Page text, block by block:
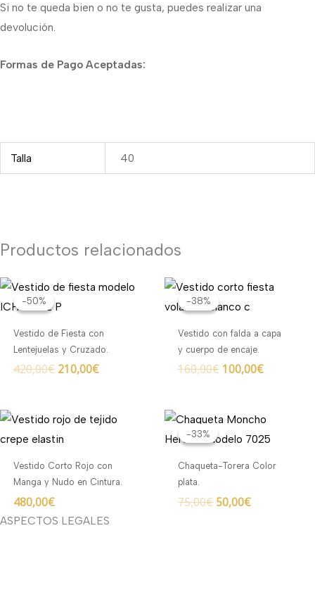
Si no te queda bien o no te gusta, puedes realizar una
devolución.
Formas de Pago Aceptadas:
Talla 40
Productos relacionados
-50%
-50%
Vestido de Fiesta con
Lentejuelas y Cruzado.
420,00€
El
original
era:
420,00€.
210,00€
El
210,00€.
-38%
-38%
Vestido con falda a capa
y cuerpo de encaje.
160,00€
El
original
era:
160,00€.
100,00€
El
100,00€.
Vestido Corto Rojo con
Manga y Nudo en Cintura.
480,00€
-33%
-33%
Chaqueta-Torera Color
plata.
75,00€
El
precio
original
era:
75,00€.
50,00€
El
actual
es:
50,00€.
ASPECTOS LEGALES